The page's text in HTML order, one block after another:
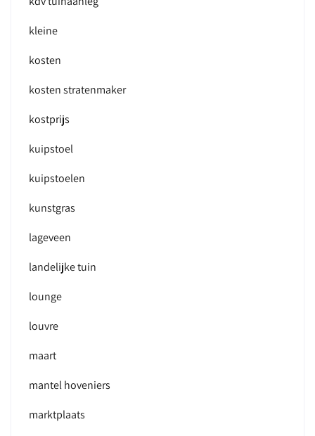
kleine
kosten
kosten stratenmaker
kostprijs
kuipstoel
kuipstoelen
kunstgras
lageveen
landelijke tuin
lounge
louvre
maart
mantel hoveniers
marktplaats